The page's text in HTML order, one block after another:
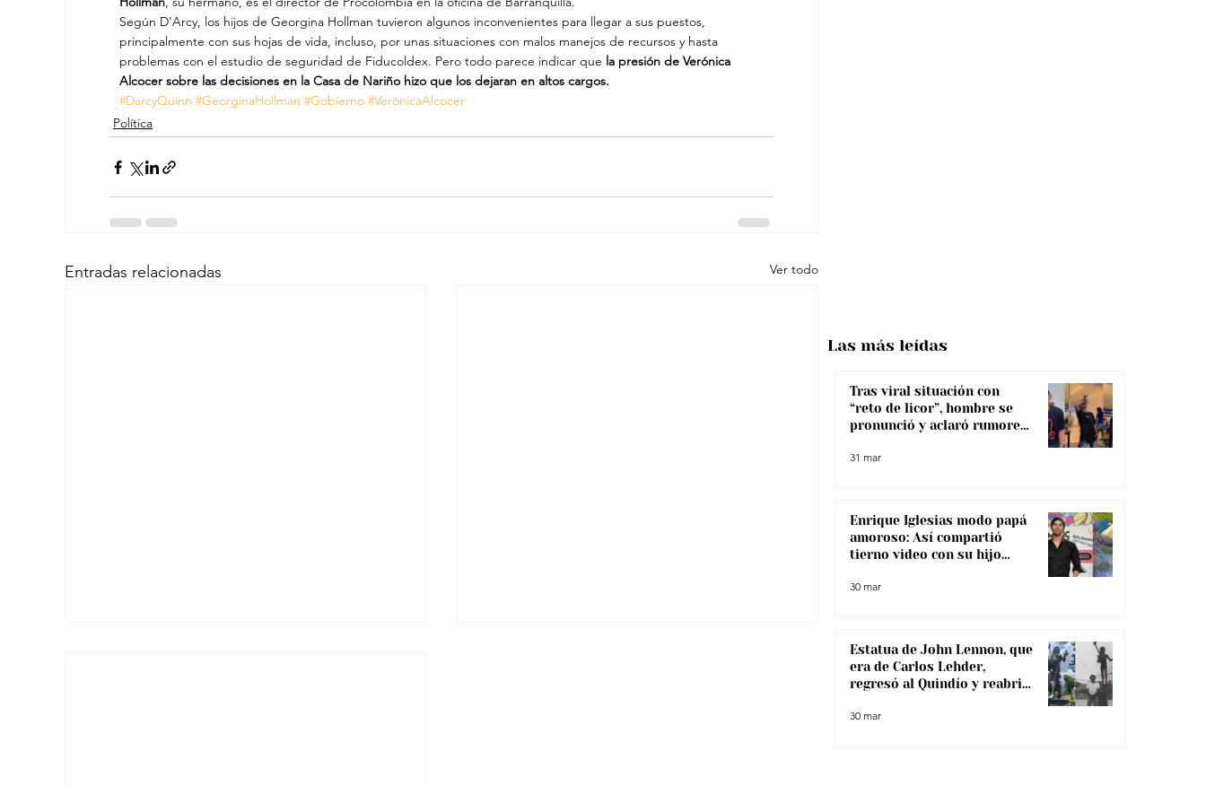
Según D’Arcy, los hijos de Georgina Hollman tuvieron algunos inconvenientes para llegar a sus puestos,
principalmente con sus hojas de vida, incluso, por unas situaciones con malos manejos de recursos y hasta
problemas con el estudio de seguridad de Fiducoldex. Pero todo parece indicar que la presión de Verónica
Alcocer sobre las decisiones en la Casa de Nariño hizo que los dejaran en altos cargos.
#DarcyQuinn #GeorginaHollman #Gobierno #VerónicaAlcocer
Política
Entradas relacionadas Ver todo
Tras viral situación con
“reto de licor”, hombre se
pronunció y aclaró rumores
31 mar
Enrique Iglesias modo papá
amoroso: Así compartió
tierno video con su hijo
30 mar
Estatua de John Lennon, que
era de Carlos Lehder,
regresó al Quindío y reabrió
narcotráfico
30 mar
Las más leídas